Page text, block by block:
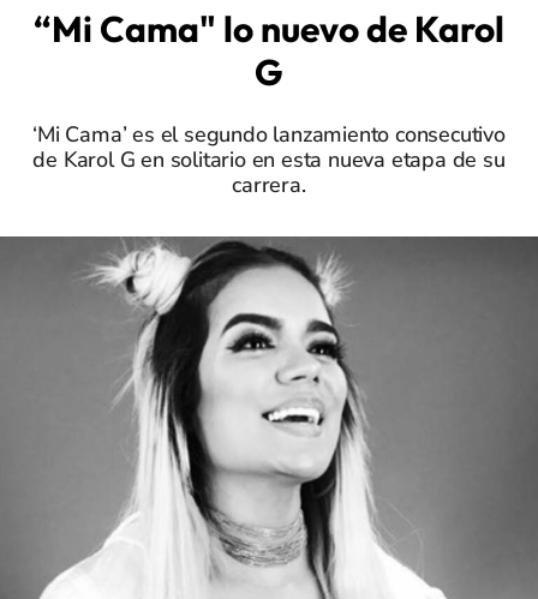
“Mi Cama" lo nuevo de Karol
G
‘Mi Cama’ es el segundo lanzamiento consecutivo
de Karol G en solitario en esta nueva etapa de su
carrera.